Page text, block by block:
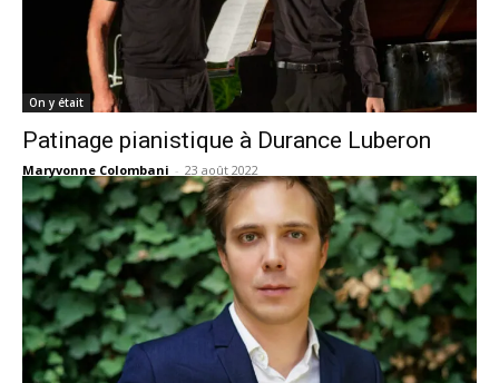
On y était
Patinage pianistique à Durance Luberon
Maryvonne Colombani - 23 août 2022